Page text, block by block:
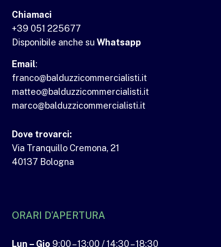
Chiamaci
+39 051 225677
Disponibile anche su Whatsapp
Email:
franco@balduzzicommercialisti.it
matteo@balduzzicommercialisti.it
marco@balduzzicommercialisti.it
Dove trovarci:
Via Tranquillo Cremona, 21
40137 Bologna
ORARI D’APERTURA
Lun – Gio 9:00 – 13:00 / 14:30 – 18:30